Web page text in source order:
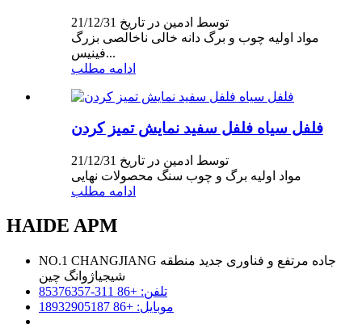
توسط ادمین در تاریخ 21/12/31
مواد اولیه چوب و برگ دانه خالی ناخالصی بزرگ
فینیس...
ادامه مطلب
فلفل سیاه فلفل سفید نمایش تمیز کردن
توسط ادمین در تاریخ 21/12/31
مواد اولیه برگ و چوب سنگ محصولات نهایی
ادامه مطلب
HAIDE APM
NO.1 CHANGJIANG جاده مرتفع و فناوری جدید منطقه
شیجیاژوانگ چین
تلفن: +86 311-85376357
موبایل: +86 18932905187